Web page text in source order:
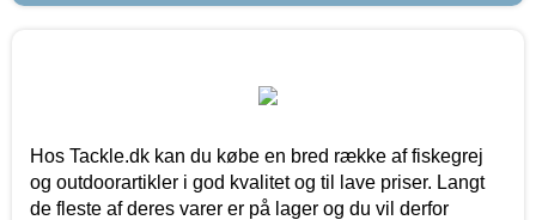
Hos Tackle.dk kan du købe en bred række af fiskegrej
og outdoorartikler i god kvalitet og til lave priser. Langt
de fleste af deres varer er på lager og du vil derfor